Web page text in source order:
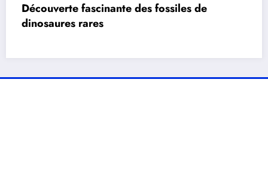
Découverte fascinante des fossiles de
dinosaures rares